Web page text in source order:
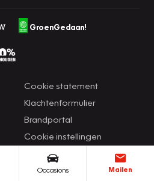
Occasions Mailen
GroenGedaan!
Cookie statement
Klachtenformulier
Brandportal
Cookie instellingen